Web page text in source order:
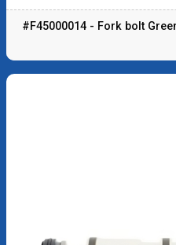
#F45000014 - Fork bolt